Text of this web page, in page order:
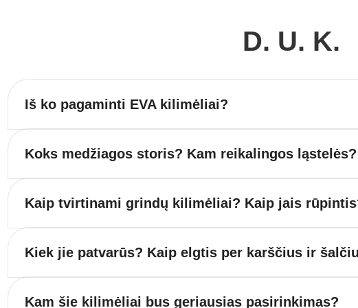
D. U. K.
Iš ko pagaminti EVA kilimėliai?
Koks medžiagos storis? Kam reikalingos ląstelės?
Kaip tvirtinami grindų kilimėliai? Kaip jais
Kiek jie patvarūs? Kaip elgtis per karščius ir
Kam šie kilimėliai bus geriausias pasirinkimas?